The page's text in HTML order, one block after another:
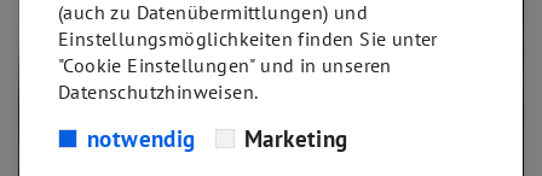
(auch zu Datenübermittlungen) und
Einstellungsmöglichkeiten finden Sie unter
"Cookie Einstellungen" und in unseren
Datenschutzhinweisen.
notwendig Marketing